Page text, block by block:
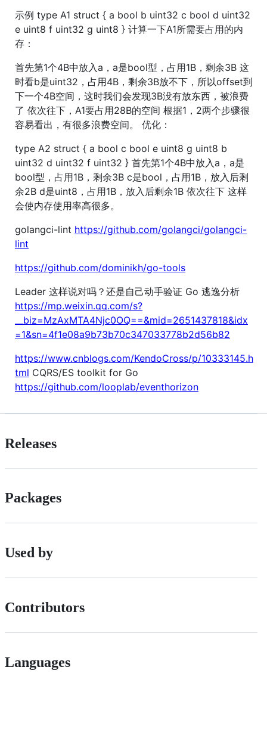
示例 type A1 struct { a bool b uint32 c bool d uint32
e uint8 f uint32 g uint8 } 计算一下A1所需要占用的内
存：
首先第1个4B中放入a，a是bool型，占用1B，剩余3B 这
时看b是uint32，占用4B，剩余3B放不下，所以offset到
下一个4B空间，这时我们会发现3B没有放东西，被浪费
了 依次往下，A1要占用28B的空间 根据1，2两个步骤很
容易看出，有很多浪费空间。 优化：
type A2 struct { a bool c bool e uint8 g uint8 b
uint32 d uint32 f uint32 } 首先第1个4B中放入a，a是
bool型，占用1B，剩余3B c是bool，占用1B，放入后剩
余2B d是uint8，占用1B，放入后剩余1B 依次往下 这样
会使内存使用率高很多。
golangci-lint https://github.com/golangci/golangci-
lint
https://github.com/dominikh/go-tools
Leader 这样说对吗？还是自己动手验证 Go 逃逸分析
https://mp.weixin.qq.com/s?
__biz=MzAxMTA4Njc0OQ==&mid=2651437818&idx
=1&sn=4f1e08a9b73b70c347033778b2d56b82
https://www.cnblogs.com/KendoCross/p/10333145.h
tml CQRS/ES toolkit for Go
https://github.com/looplab/eventhorizon
Releases
Packages
Used by
Contributors
Languages